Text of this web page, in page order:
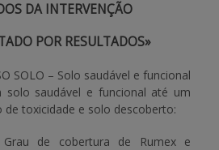
DA INTERVENÇÃO
POR RESULTADOS»
SOLO – Solo saudável e funcional
solo saudável e funcional até um
toxicidade e solo descoberto:
de cobertura de Rumex e